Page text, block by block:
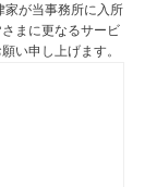
家が当事務所に入所
まに更なるサービ
い申し上げます。